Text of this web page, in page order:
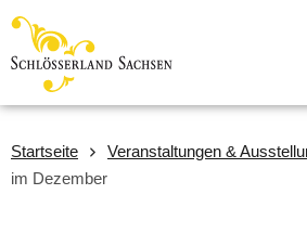
Startseite Veranstaltungen &
im Dezember